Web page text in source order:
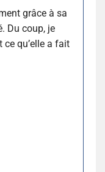
grâce à sa
Du coup, je
qu’elle a fait